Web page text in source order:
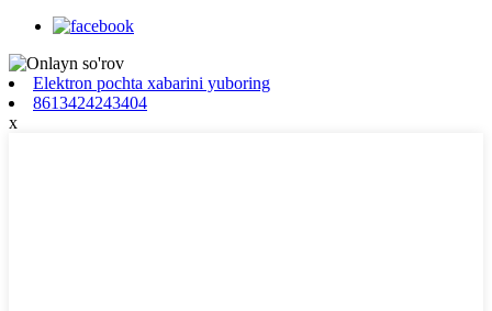
Elektron pochta xabarini yuboring
8613424243404
x